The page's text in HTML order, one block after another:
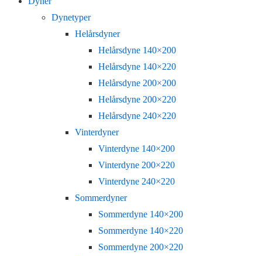
Dynetyper
Helårsdyner
Helårsdyne 140×200
Helårsdyne 140×220
Helårsdyne 200×200
Helårsdyne 200×220
Helårsdyne 240×220
Vinterdyner
Vinterdyne 140×200
Vinterdyne 200×220
Vinterdyne 240×220
Sommerdyner
Sommerdyne 140×200
Sommerdyne 140×220
Sommerdyne 200×220